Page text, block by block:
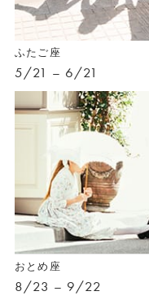
ふたご座
5/21 – 6/21
おとめ座
8/23 – 9/22